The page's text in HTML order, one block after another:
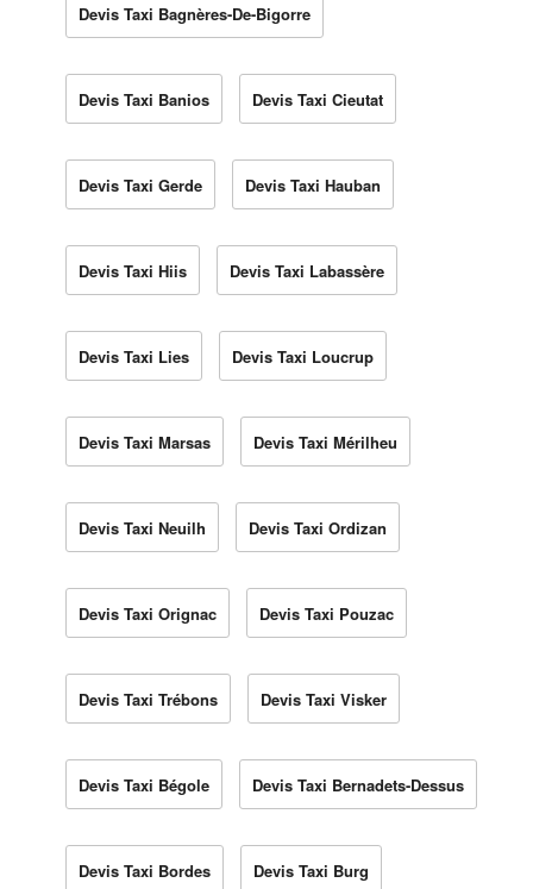
Devis Taxi Bagnères-De-Bigorre
Devis Taxi Banios Devis Taxi Cieutat
Devis Taxi Gerde Devis Taxi Hauban
Devis Taxi Hiis Devis Taxi Labassère
Devis Taxi Lies Devis Taxi Loucrup
Devis Taxi Marsas Devis Taxi Mérilheu
Devis Taxi Neuilh Devis Taxi Ordizan
Devis Taxi Orignac Devis Taxi Pouzac
Devis Taxi Trébons Devis Taxi Visker
Devis Taxi Bégole Devis Taxi Bernadets-Dessus
Devis Taxi Bordes Devis Taxi Burg